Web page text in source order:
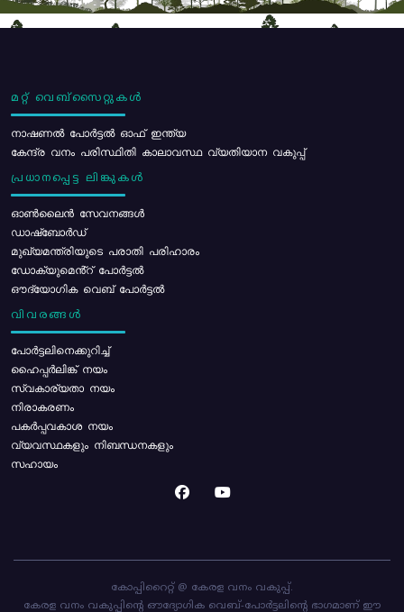
മറ്റ് വെബ്സൈറ്റുകൾ
നാഷണൽ പോർട്ടൽ ഓഫ് ഇന്ത്യ
കേന്ദ്ര വനം പരിസ്ഥിതി കാലാവസ്ഥ വ്യതിയാന വകുപ്പ്
പ്രധാനപ്പെട്ട ലിങ്കുകൾ
ഓൺലൈൻ സേവനങ്ങൾ
ഡാഷ്ബോർഡ്
മുഖ്യമന്ത്രിയുടെ പരാതി പരിഹാരം
ഡോക്യുമെൻ്റ് പോർട്ടൽ
ഔദ്യോഗിക വെബ് പോർട്ടൽ
വിവരങ്ങൾ
പോര്‍ട്ടലിനെക്കുറിച്ച്
ഹൈപ്പർലിങ്ക് നയം
സ്വകാര്യതാ നയം
നിരാകരണം
പകർപ്പവകാശ നയം
വ്യവസ്ഥകളും നിബന്ധനകളും
സഹായം
കോപ്പിറൈറ്റ് @ കേരള വനം വകുപ്പ്.
കേരള വനം വകുപ്പിന്റെ ഔദ്യോഗിക വെബ്-പോർട്ടലിന്റെ ഭാഗമാണ് ഈ